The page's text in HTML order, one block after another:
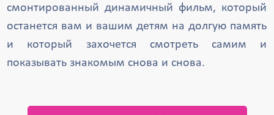
смонтированный динамичный фильм, который
останется вам и вашим детям на долгую память
и который захочется смотреть самим и
показывать знакомым снова и снова.